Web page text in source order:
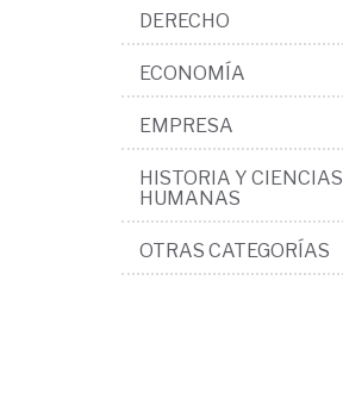
DERECHO
ECONOMÍA
EMPRESA
HISTORIA Y CIENCIAS
HUMANAS
OTRAS CATEGORÍAS